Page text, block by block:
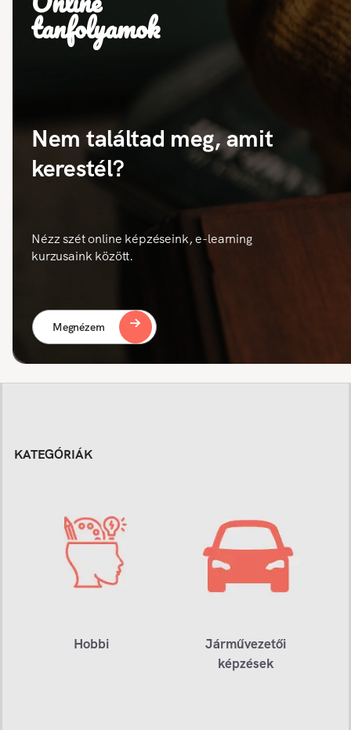
tanfolyamok
Nem találtad meg, amit
kerestél?
Nézz szét online képzéseink, e-learning
kurzusaink között.
Megnézem
KATEGÓRIÁK
Hobbi
Járművezetői
képzések